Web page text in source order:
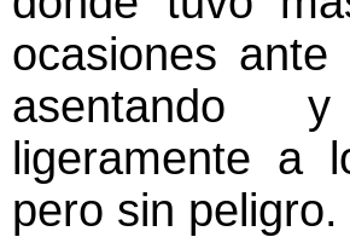
ocasiones
asentando
ligeramente a
pero sin peligro.